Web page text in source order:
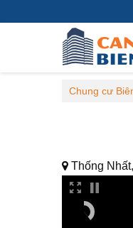
Chung cư
Thống